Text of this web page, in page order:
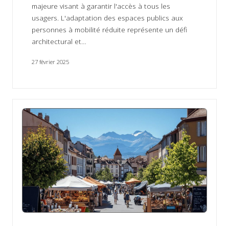
majeure visant à garantir l'accès à tous les
usagers. L'adaptation des espaces publics aux
personnes à mobilité réduite représente un défi
architectural et…
27 février 2025